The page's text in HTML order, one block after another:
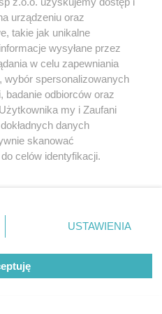
Newsletter
Reklama
urządzeniu oraz
takie jak unikalne
wysyłane przez
w celu zapewniania
wybór spersonalizowanych
badanie odbiorców oraz
my i Zaufani
danych
skanować
celów identyfikacji.
ustawień prywatności
rogu strony
nie wymagają zgody
sprzeciwić się takiemu
miały zastosowania tylko
USTAWIENIA